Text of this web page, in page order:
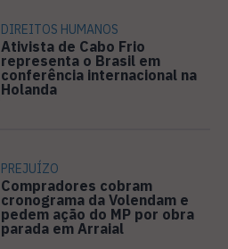
DIREITOS HUMANOS
Ativista de Cabo Frio
representa o Brasil em
conferência internacional na
Holanda
PREJUÍZO
Compradores cobram
cronograma da Volendam e
pedem ação do MP por obra
parada em Arraial